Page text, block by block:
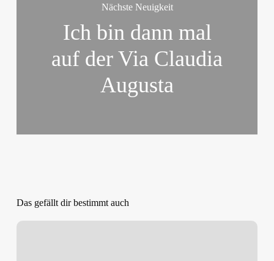
Nächste Neuigkeit
Ich bin dann mal
auf der Via Claudia
Augusta
Das gefällt dir bestimmt auch
RaR